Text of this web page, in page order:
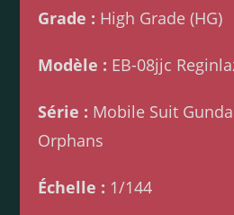
Grade : High Grade (HG)
Modèle : EB-08jjc
Série : Mobile Suit
Orphans
Échelle : 1/144